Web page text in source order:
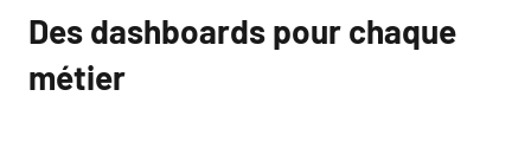
Des dashboards pour chaque
métier